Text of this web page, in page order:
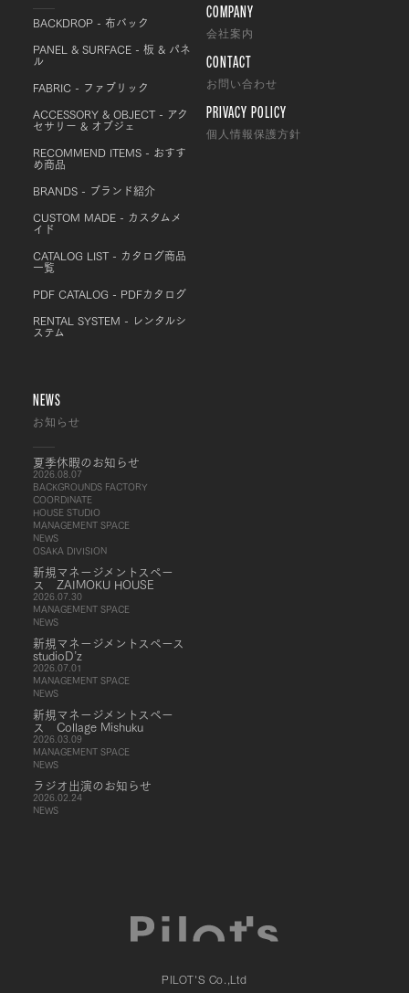
BACKDROP - 布バック
PANEL & SURFACE - 板 & パネ
ル
FABRIC - ファブリック
ACCESSORY & OBJECT - アク
セサリー & オブジェ
RECOMMEND ITEMS - おすす
め商品
BRANDS - ブランド紹介
CUSTOM MADE - カスタムメ
イド
CATALOG LIST - カタログ商品
一覧
PDF CATALOG - PDFカタログ
RENTAL SYSTEM - レンタルシ
ステム
COMPANY
会社案内
CONTACT
お問い合わせ
PRIVACY POLICY
個人情報保護方針
NEWS
お知らせ
夏季休暇のお知らせ
2026.08.07
BACKGROUNDS FACTORY
COORDINATE
HOUSE STUDIO
MANAGEMENT SPACE
NEWS
OSAKA DIVISION
新規マネージメントスペー
ス ZAIMOKU HOUSE
2026.07.30
MANAGEMENT SPACE
NEWS
新規マネージメントスペース
studioD’z
2026.07.01
MANAGEMENT SPACE
NEWS
新規マネージメントスペー
ス Collage Mishuku
2026.03.09
MANAGEMENT SPACE
NEWS
ラジオ出演のお知らせ
2026.02.24
NEWS
PILOT'S Co.,Ltd